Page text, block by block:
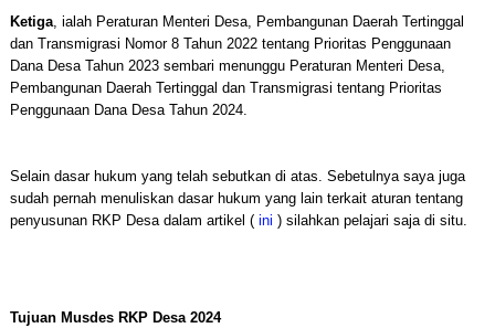
Ketiga, ialah Peraturan Menteri Desa, Pembangunan Daerah Tertinggal
dan Transmigrasi Nomor 8 Tahun 2022 tentang Prioritas Penggunaan
Dana Desa Tahun 2023 sembari menunggu Peraturan Menteri Desa,
Pembangunan Daerah Tertinggal dan Transmigrasi tentang Prioritas
Penggunaan Dana Desa Tahun 2024.
Selain dasar hukum yang telah sebutkan di atas. Sebetulnya saya juga
sudah pernah menuliskan dasar hukum yang lain terkait aturan tentang
penyusunan RKP Desa dalam artikel ( ini ) silahkan pelajari saja di situ.
Tujuan Musdes RKP Desa 2024